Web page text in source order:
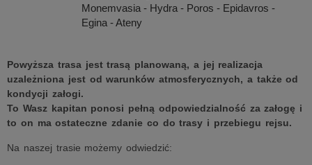
Monemvasia - Hydra - Poros - Epidavros -
Egina - Ateny
Powyższa trasa jest trasą planowaną, a jej realizacja
uzależniona jest od warunków atmosferycznych, a także od
kondycji załogi.
To Wasz kapitan ponosi pełną odpowiedzialność za załogę i
to on ma ostateczne zdanie co do trasy i przebiegu rejsu.
Na naszej trasie możemy odwiedzić: